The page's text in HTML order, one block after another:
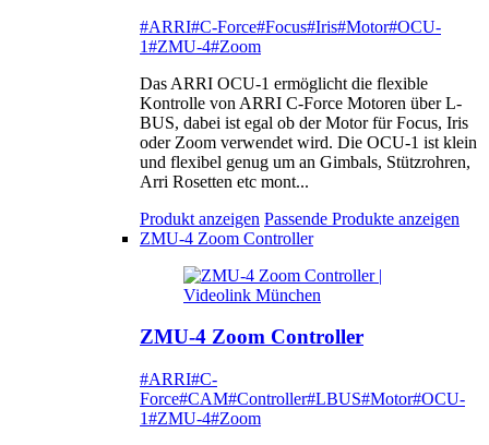
#ARRI#C-Force#Focus#Iris#Motor#OCU-
1#ZMU-4#Zoom
Das ARRI OCU-1 ermöglicht die flexible
Kontrolle von ARRI C-Force Motoren über L-
BUS, dabei ist egal ob der Motor für Focus, Iris
oder Zoom verwendet wird. Die OCU-1 ist klein
und flexibel genug um an Gimbals, Stützrohren,
Arri Rosetten etc mont...
Produkt anzeigen Passende Produkte anzeigen
ZMU-4 Zoom Controller
ZMU-4 Zoom Controller
#ARRI#C-
Force#CAM#Controller#LBUS#Motor#OCU-
1#ZMU-4#Zoom